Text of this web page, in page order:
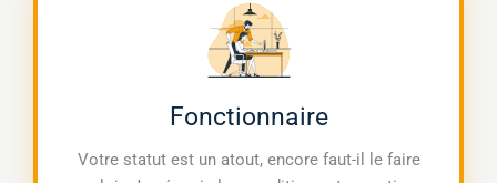
Fonctionnaire
Votre statut est un atout, encore faut-il le faire